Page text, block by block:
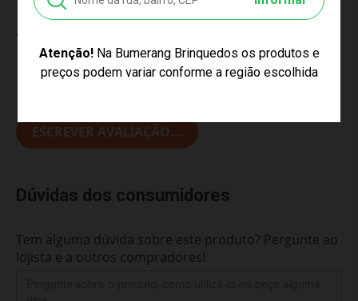
Atenção!Na Bumerang Brinquedos os produtos e
preços podem variar conforme a região escolhida
Avaliações do Produto
Tem esse produto? Seja o primeiro a avaliá-lo!
ESCREVER AVALIAÇÃO...
Dúvidas dos consumidores
Tem alguma dúvida sobre este produto? Pergunte ao
lojista e a outros compradores!